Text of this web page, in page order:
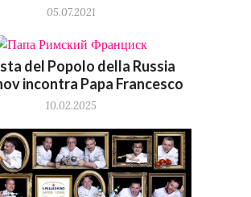
05.07.2021
del Popolo della Russia
incontra Papa Francesco
10.02.2025